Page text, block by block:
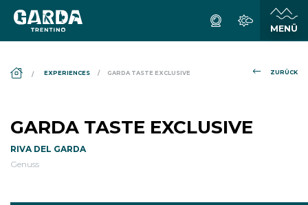
ZURÜCK
DS_BREADCRUMB.HOME
EXPERIENCES GARDA TASTE EXCLUSIVE
GARDA TASTE EXCLUSIVE
RIVA DEL GARDA
Genuss